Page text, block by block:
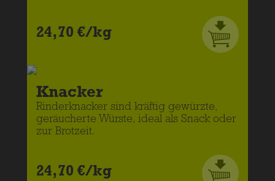
24,70 €/kg
Knacker
Rinderknacker sind kräftig gewürzte,
geräucherte Würste, ideal als Snack oder
zur Brotzeit.
24,70 €/kg